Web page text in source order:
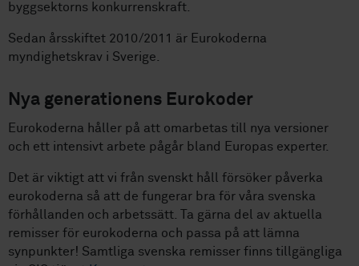
byggsektorns konkurrenskraft.
Sedan årsskiftet 2010/2011 är Eurokoderna
myndighetskrav i Sverige.
Nya generationens Eurokoder
Eurokoderna håller på att omarbetas till nya versioner
och ett intensivt arbete pågår bland Europas experter.
Det är viktigt att vi från svenskt håll försöker påverka
eurokoderna så att de fungerar bra för våra svenska
förhållanden och arbetssätt. Ta gärna del av aktuella
remisser för eurokoderna och passa på att lämna
synpunkter! Samtliga svenska remisser finns tillgängliga